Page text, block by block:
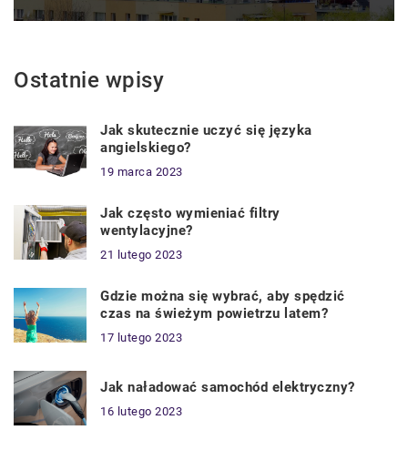
Ostatnie wpisy
Jak skutecznie uczyć się języka
angielskiego?
19 marca 2023
Jak często wymieniać filtry
wentylacyjne?
21 lutego 2023
Gdzie można się wybrać, aby spędzić
czas na świeżym powietrzu latem?
17 lutego 2023
Jak naładować samochód elektryczny?
16 lutego 2023